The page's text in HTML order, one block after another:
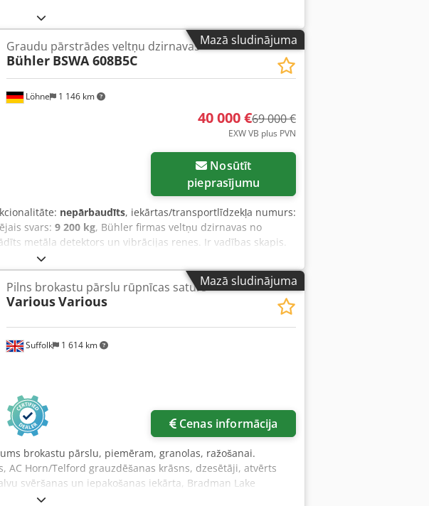
Mazā sludinājuma
Löhne 1 146 km
Graudu pārstrādes veltņu dzirnavas
Bühler BSWA 608B5C
40 000 €69 000 €
EXW VB plus PVN
pieprasījumu
nepārbaudīts, iekārtas/transportlīdzekļa numurs:
svars: 9 200 kg, Bühler firmas veltņu dzirnavas no
metāla detektors un vibrācijas renes. Ir vadības skapis.
Rko Adqsa
Mazā sludinājuma
Suffolk 1 614 km
Pilns brokastu pārslu rūpnīcas saturs
VariousVarious
Cenas informācija
brokastu pārslu, piemēram, granolas, ražošanai.
AC Horn/Telford grauzdēšanas krāsns, dzesētāji, atvērts
svēršanas un iepakošanas iekārta, Bradman Lake
Cedeyzbktjpfx Adqeha